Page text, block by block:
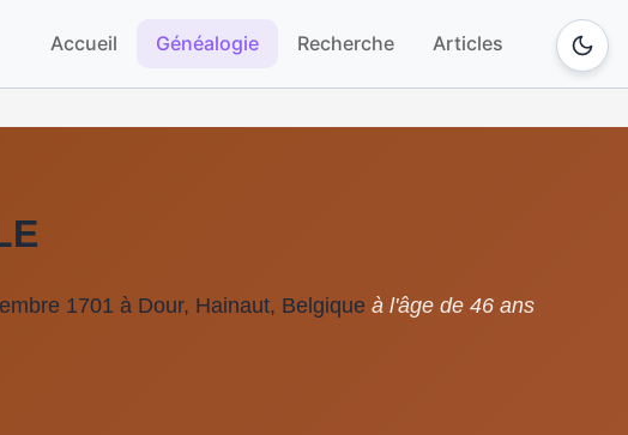
Accueil Généalogie Recherche Articles
1701 à Dour, Hainaut, Belgique à l'âge de 46 ans